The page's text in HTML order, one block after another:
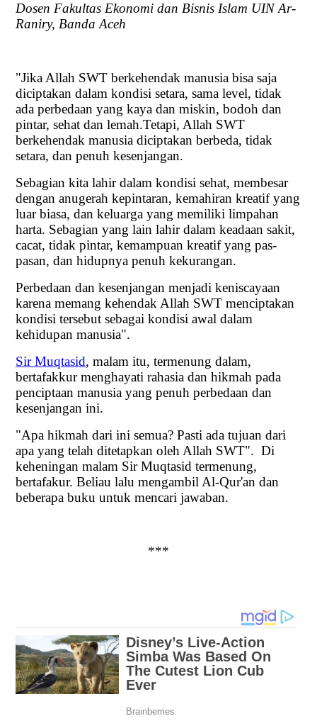
Dosen Fakultas Ekonomi dan Bisnis Islam UIN Ar-
Raniry, Banda Aceh
"Jika Allah SWT berkehendak manusia bisa saja
diciptakan dalam kondisi setara, sama level, tidak
ada perbedaan yang kaya dan miskin, bodoh dan
pintar, sehat dan lemah.Tetapi, Allah SWT
berkehendak manusia diciptakan berbeda, tidak
setara, dan penuh kesenjangan.
Sebagian kita lahir dalam kondisi sehat, membesar
dengan anugerah kepintaran, kemahiran kreatif yang
luar biasa, dan keluarga yang memiliki limpahan
harta. Sebagian yang lain lahir dalam keadaan sakit,
cacat, tidak pintar, kemampuan kreatif yang pas-
pasan, dan hidupnya penuh kekurangan.
Perbedaan dan kesenjangan menjadi keniscayaan
karena memang kehendak Allah SWT menciptakan
kondisi tersebut sebagai kondisi awal dalam
kehidupan manusia".
Sir Muqtasid, malam itu, termenung dalam,
bertafakkur menghayati rahasia dan hikmah pada
penciptaan manusia yang penuh perbedaan dan
kesenjangan ini.
"Apa hikmah dari ini semua? Pasti ada tujuan dari
apa yang telah ditetapkan oleh Allah SWT". Di
keheningan malam Sir Muqtasid termenung,
bertafakur. Beliau lalu mengambil Al-Qur'an dan
beberapa buku untuk mencari jawaban.
***